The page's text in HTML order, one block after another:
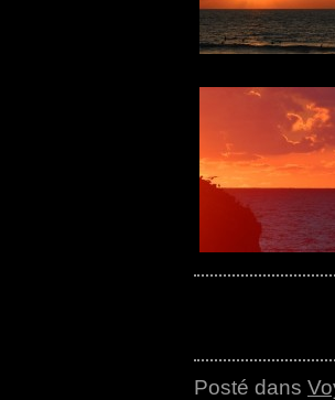
Posté dans